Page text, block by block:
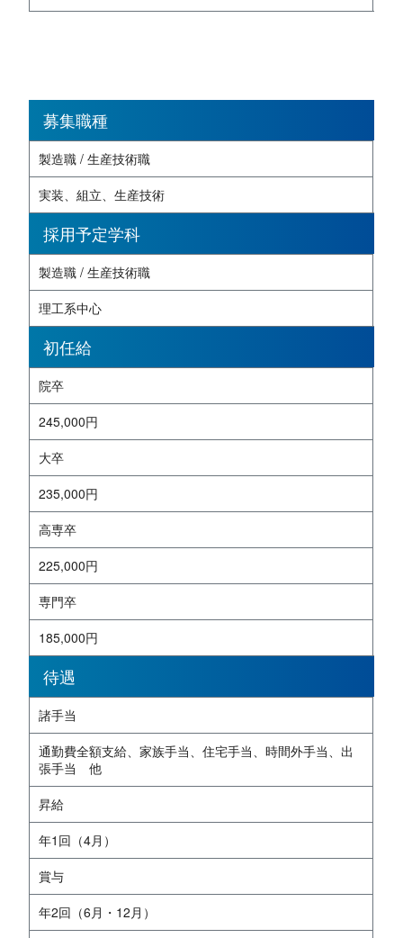
募集職種
製造職 / 生産技術職
実装、組立、生産技術
採用予定学科
製造職 / 生産技術職
理工系中心
初任給
院卒
245,000円
大卒
235,000円
高専卒
225,000円
専門卒
185,000円
待遇
諸手当
通勤費全額支給、家族手当、住宅手当、時間外手当、出
張手当 他
昇給
年1回（4月）
賞与
年2回（6月・12月）